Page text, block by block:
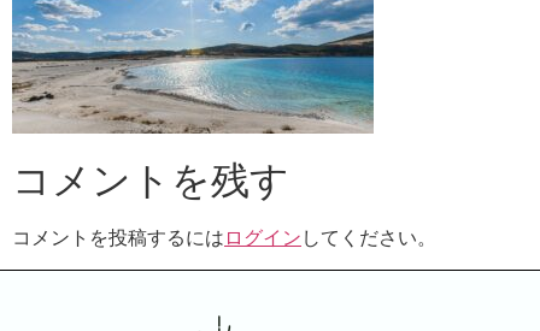
コメントを残す
コメントを投稿するには ログイン してください。